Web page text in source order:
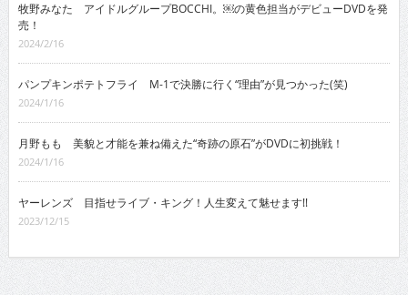
牧野みなた アイドルグループBOCCHI。￼の黄色担当がデビューDVDを発
売！
2024/2/16
パンプキンポテトフライ M-1で決勝に行く“理由”が見つかった(笑)
2024/1/16
月野もも 美貌と才能を兼ね備えた“奇跡の原石”がDVDに初挑戦！
2024/1/16
ヤーレンズ 目指せライブ・キング！人生変えて魅せます!!
2023/12/15